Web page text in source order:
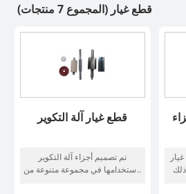
قطع غيار (المجموع 7 منتجات)
قطع غيار آلة التكوير
تم تصميم أجزاء آلة التكوير
لاستخدامها في مجموعة متنوعة من